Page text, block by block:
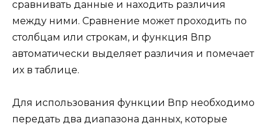
сравнивать данные и находить различия
между ними. Сравнение может проходить по
столбцам или строкам, и функция Впр
автоматически выделяет различия и помечает
их в таблице.
Для использования функции Впр необходимо
передать два диапазона данных, которые